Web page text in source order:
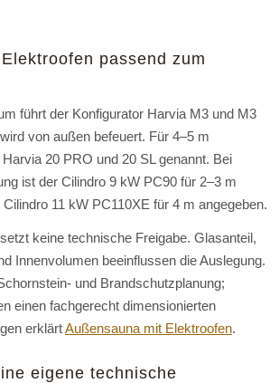
passend zum
führt der Konfigurator Harvia M3 und M3
von außen befeuert. Für 4–5 m
20 PRO und 20 SL genannt. Bei
ist der Cilindro 9 kW PC90 für 2–3 m
11 kW PC110XE für 4 m angegeben.
keine technische Freigabe. Glasanteil,
Innenvolumen beeinflussen die Auslegung.
und Brandschutzplanung;
einen fachgerecht dimensionierten
erklärtAußensauna mit Elektroofen.
eigene technische